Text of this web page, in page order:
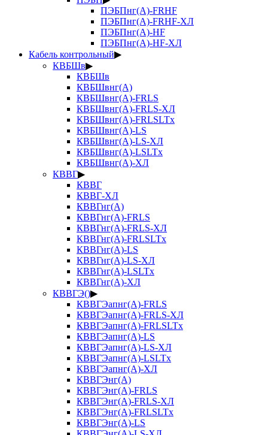
ПЭБПнг(А)-FRHF
ПЭБПнг(А)-FRHF-ХЛ
ПЭБПнг(А)-HF
ПЭБПнг(А)-HF-ХЛ
Кабель контрольный▶
КВБШв▶
КВБШв
КВБШвнг(А)
КВБШвнг(А)-FRLS
КВБШвнг(А)-FRLS-ХЛ
КВБШвнг(А)-FRLSLTx
КВБШвнг(А)-LS
КВБШвнг(А)-LS-ХЛ
КВБШвнг(А)-LSLTx
КВБШвнг(А)-ХЛ
КВВГ▶
КВВГ
КВВГ-ХЛ
КВВГнг(А)
КВВГнг(А)-FRLS
КВВГнг(А)-FRLS-ХЛ
КВВГнг(А)-FRLSLTx
КВВГнг(А)-LS
КВВГнг(А)-LS-ХЛ
КВВГнг(А)-LSLTx
КВВГнг(А)-ХЛ
КВВГЭ()▶
КВВГЭапнг(А)-FRLS
КВВГЭапнг(А)-FRLS-ХЛ
КВВГЭапнг(А)-FRLSLTx
КВВГЭапнг(А)-LS
КВВГЭапнг(А)-LS-ХЛ
КВВГЭапнг(А)-LSLTx
КВВГЭапнг(А)-ХЛ
КВВГЭнг(А)
КВВГЭнг(А)-FRLS
КВВГЭнг(А)-FRLS-ХЛ
КВВГЭнг(А)-FRLSLTx
КВВГЭнг(А)-LS